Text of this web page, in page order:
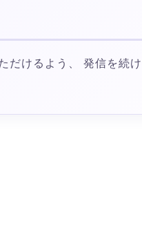
だけるよう、 発信を続け